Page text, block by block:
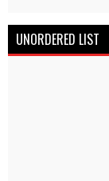
UNORDERED LIST